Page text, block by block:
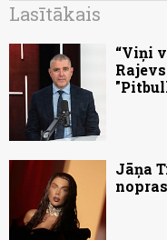
Lasītākais
“Viņi
Jāņa